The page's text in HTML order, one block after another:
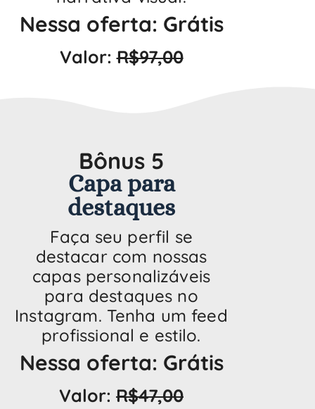
Nessa oferta: Grátis
Valor:R$97,00
Bônus 5
Capa para
destaques
Faça seu perfil se
destacar com nossas
capas personalizáveis
para destaques no
Instagram. Tenha um feed
profissional e estilo.
Nessa oferta: Grátis
Valor: R$47,00